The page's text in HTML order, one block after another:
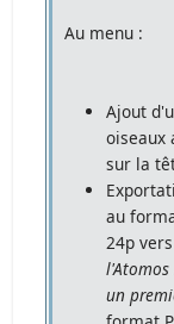
Au menu :
Ajout
oiseaux
sur la
au
24p
un